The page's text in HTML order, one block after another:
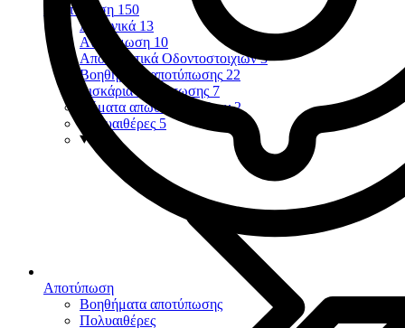
Αποτύπωση
Βοηθήματα αποτύπωσης
Πολυαιθέρες
Αποτύπωση 150
Αλγηνικά 13
Αναγόμωση 10
Αποτυπωτικά Οδοντοστοιχιών 3
Βοηθήματα αποτύπωσης 22
Δισκάρια αποτύπωσης 7
Νήματα απώθησης ούλων 2
Πολυαιθέρες 5